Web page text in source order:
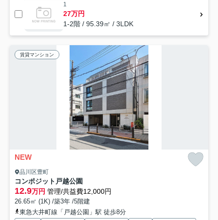
1
27万円
1-2階 / 95.39㎡ / 3LDK
賃貸マンション
NEW
品川区豊町
コンポジット戸越公園
12.9万円 管理/共益費12,000円
26.65㎡ (1K) /築3年 /5階建
東急大井町線「戸越公園」駅 徒歩8分